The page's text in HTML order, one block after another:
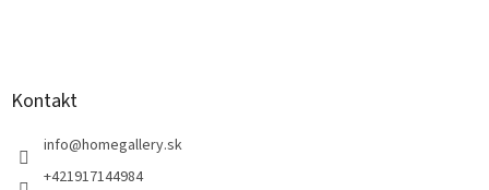
Kontakt
info@homegallery.sk
+421917144984